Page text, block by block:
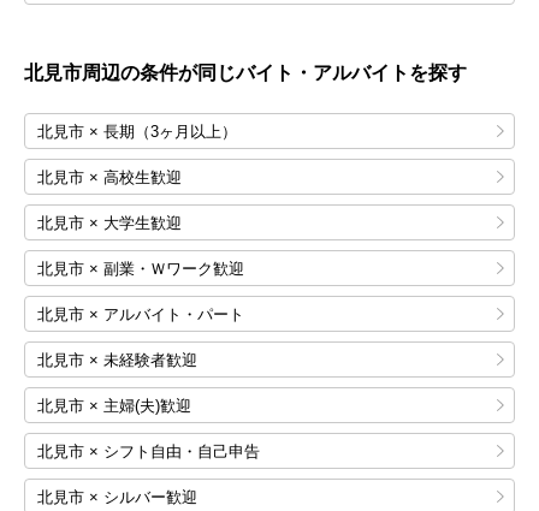
北見市周辺の条件が同じバイト・アルバイトを探す
北見市 × 長期（3ヶ月以上）
北見市 × 高校生歓迎
北見市 × 大学生歓迎
北見市 × 副業・Ｗワーク歓迎
北見市 × アルバイト・パート
北見市 × 未経験者歓迎
北見市 × 主婦(夫)歓迎
北見市 × シフト自由・自己申告
北見市 × シルバー歓迎